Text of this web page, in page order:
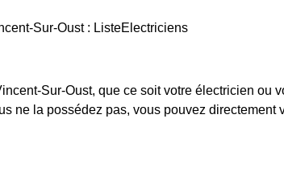
Sur-Oust : ListeElectriciens
Sur-Oust, que ce soit votre électricien ou
ne la possédez pas, vous pouvez directement